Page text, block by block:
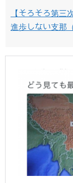
【そろそろ第三
進歩しない支那